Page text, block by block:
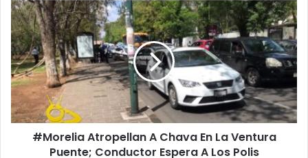
#Morelia
Atropellan
A
Chava
En
La
Ventura
Puente;
Conductor
Espera#Morelia Atropellan A Chava En La Ventura
Puente; Conductor Espera A Los Polis